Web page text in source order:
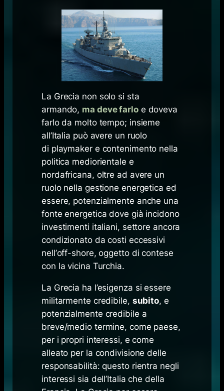
La Grecia non solo si sta
armando, ma deve farloe doveva
farlo da molto tempo; insieme
all’Italia può avere un ruolo
di playmakere contenimento nella
politica mediorientale e
nordafricana, oltre ad avere un
ruolo nella gestione energetica ed
essere, potenzialmente anche una
fonte energetica dove già incidono
investimenti italiani, settore ancora
condizionato da costi eccessivi
nell’off-shore, oggetto di contese
con la vicina Turchia.
La Grecia ha l’esigenza si essere
militarmente credibile, subito, e
potenzialmente credibile a
breve/medio termine, come paese,
per i propri interessi, e come
alleato per la condivisione delle
responsabilità: questo rientra negli
interessi sia dell’Italia che della